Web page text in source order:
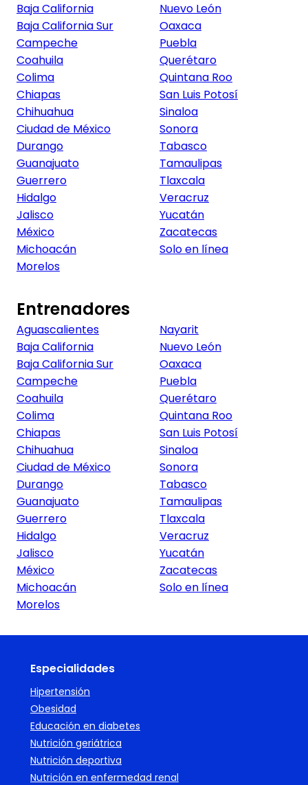
Baja California
Baja California Sur
Campeche
Coahuila
Colima
Chiapas
Chihuahua
Ciudad de México
Durango
Guanajuato
Guerrero
Hidalgo
Jalisco
México
Michoacán
Morelos
Nuevo León
Oaxaca
Puebla
Querétaro
Quintana Roo
San Luis Potosí
Sinaloa
Sonora
Tabasco
Tamaulipas
Tlaxcala
Veracruz
Yucatán
Zacatecas
Solo en línea
Entrenadores
Aguascalientes
Baja California
Baja California Sur
Campeche
Coahuila
Colima
Chiapas
Chihuahua
Ciudad de México
Durango
Guanajuato
Guerrero
Hidalgo
Jalisco
México
Michoacán
Morelos
Nayarit
Nuevo León
Oaxaca
Puebla
Querétaro
Quintana Roo
San Luis Potosí
Sinaloa
Sonora
Tabasco
Tamaulipas
Tlaxcala
Veracruz
Yucatán
Zacatecas
Solo en línea
Especialidades
Hipertensión
Obesidad
Educación en diabetes
Nutrición geriátrica
Nutrición deportiva
Nutrición en enfermedad renal